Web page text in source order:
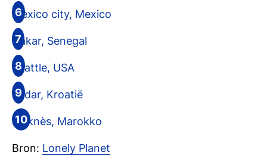
Mexico city, Mexico
Dakar, Senegal
Seattle, USA
Zadar, Kroatië
Meknès, Marokko
Bron: Lonely Planet